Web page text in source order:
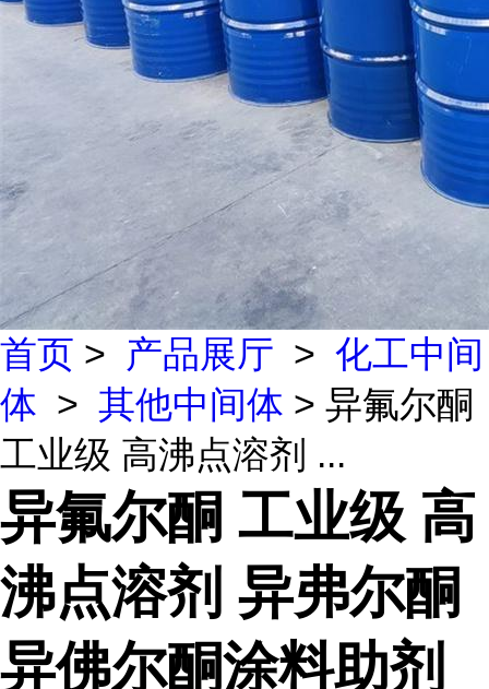
首页 > 产品展厅 > 化工中间
体 > 其他中间体 > 异氟尔酮
工业级 高沸点溶剂 ...
异氟尔酮 工业级 高
沸点溶剂 异弗尔酮
异佛尔酮涂料助剂